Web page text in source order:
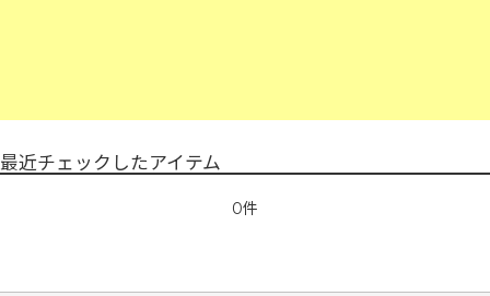
最近チェックしたアイテム
0件